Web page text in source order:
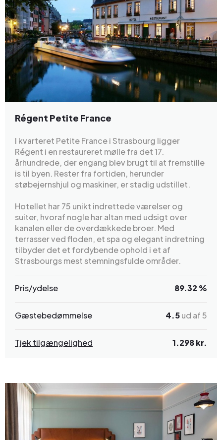
Régent Petite France
I kvarteret Petite France i Strasbourg ligger
Régent i en restaureret mølle fra det 17.
århundrede, der engang blev brugt til at fremstille
is til byen. Rester fra fortiden, herunder
støbejernshjul og maskiner, er stadig udstillet.
Hotellet har 75 unikt indrettede værelser og
suiter, hvoraf nogle har altan med udsigt over
kanalen eller de overdækkede broer. Med
terrasser ved floden, et spa og elegant indretning
tilbyder det et fordybende ophold i et af
Strasbourgs mest stemningsfulde områder.
Pris/ydelse 89.32 %
Gæstebedømmelse 4.5ud af 5
Tjek tilgængelighed 1.298 kr.